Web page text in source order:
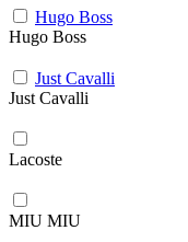
Hugo Boss
Hugo Boss
Just Cavalli
Just Cavalli
Lacoste
MIU MIU